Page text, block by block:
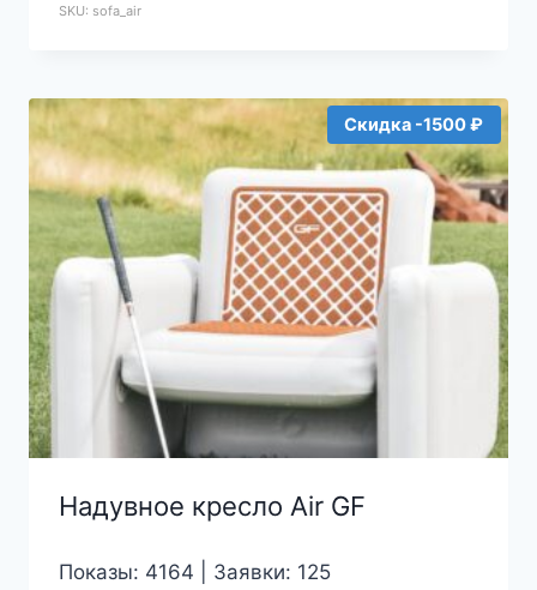
34500₽.
SKU: sofa_air
Скидка -1500 ₽
Надувное кресло Air GF
Показы: 4164 | Заявки: 125